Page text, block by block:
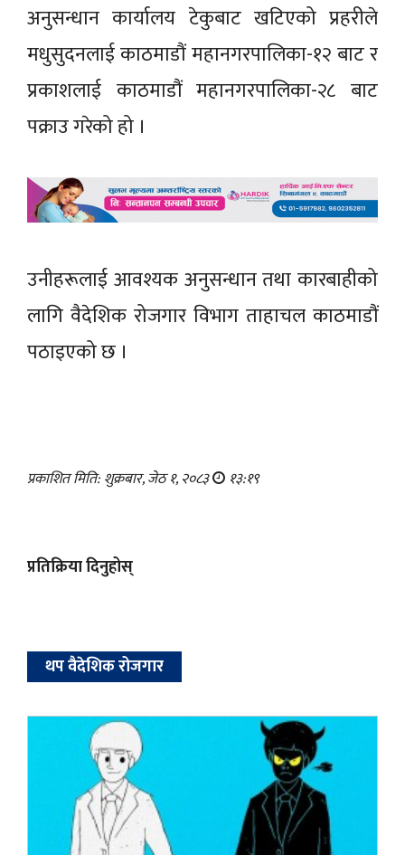
अनुसन्धान कार्यालय टेकुबाट खटिएको प्रहरीले
मधुसुदनलाई काठमाडौं महानगरपालिका-१२ बाट र
प्रकाशलाई काठमाडौं महानगरपालिका-२८ बाट
पक्राउ गरेको हो ।
उनीहरूलाई आवश्यक अनुसन्धान तथा कारबाहीको
लागि वैदेशिक रोजगार विभाग ताहाचल काठमाडौं
पठाइएको छ ।
प्रकाशित मिति: शुक्रबार, जेठ १, २०८३ १३:१९
प्रतिक्रिया दिनुहोस्
थप वैदेशिक रोजगार